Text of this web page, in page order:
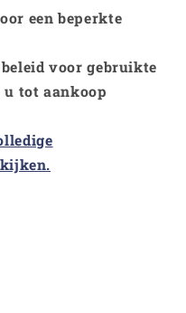
een beperkte
beleid voor gebruikte
tot aankoop